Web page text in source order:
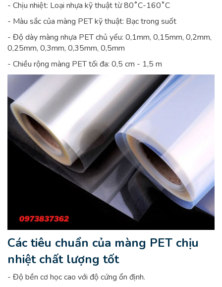
- Chịu nhiệt: Loại nhựa kỹ thuật từ 80˚C-160˚C
- Màu sắc của màng PET kỹ thuật: Bạc trong suốt
- Độ dày màng nhựa PET chủ yếu: 0,1mm, 0,15mm, 0,2mm,
0,25mm, 0,3mm, 0,35mm, 0,5mm
- Chiều rộng màng PET tối đa: 0,5 cm - 1,5 m
Các tiêu chuẩn của màng PET chịu
nhiệt chất lượng tốt
- Độ bền cơ học cao với độ cứng ổn định.